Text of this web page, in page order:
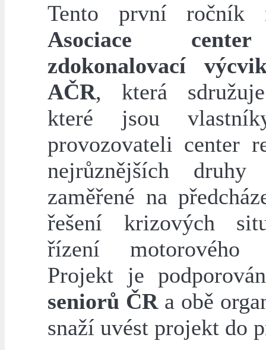
Tento první ročník
Asociace
zdokonalovací
AČR, která
které jsou
provozovateli center
nejrůznějších druhy
zaměřené na
řešení krizových
řízení motorového
Projekt je
seniorů ČRa obě
snaží uvést projekt do